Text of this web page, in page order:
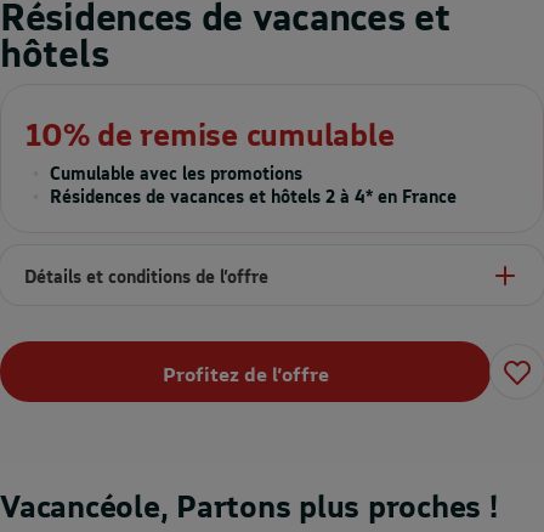
Vacancéole, Partons plus proches !
Résidences de vacances et
hôtels
10% de remise cumulable
Cumulable avec les promotions
Résidences de vacances et hôtels 2 à 4* en France
Détails et conditions de l’offre
Profitez de l’offre